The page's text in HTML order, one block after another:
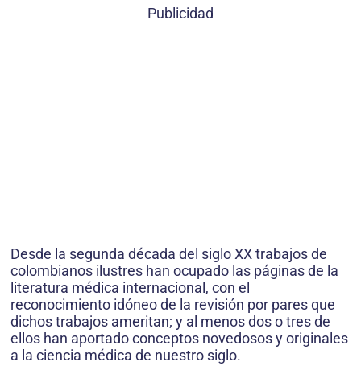
Publicidad
Desde la segunda década del siglo XX trabajos de
colombianos ilustres han ocupado las páginas de la
literatura médica internacional, con el
reconocimiento idóneo de la revisión por pares que
dichos trabajos ameritan; y al menos dos o tres de
ellos han aportado conceptos novedosos y originales
a la ciencia médica de nuestro siglo.